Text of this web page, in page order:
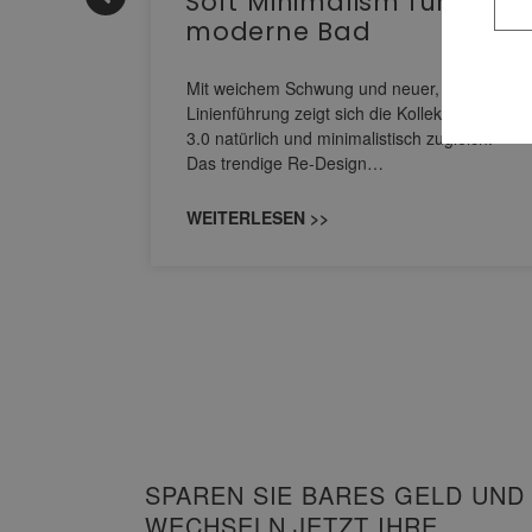
moderne Bad
Mit weichem Schwung und neuer, markanter
Linienführung zeigt sich die Kollektion Sinea
3.0 natürlich und minimalistisch zugleich.
Das trendige Re-Design…
WEITERLESEN >>
SPAREN SIE BARES GELD UND
WECHSELN JETZT IHRE